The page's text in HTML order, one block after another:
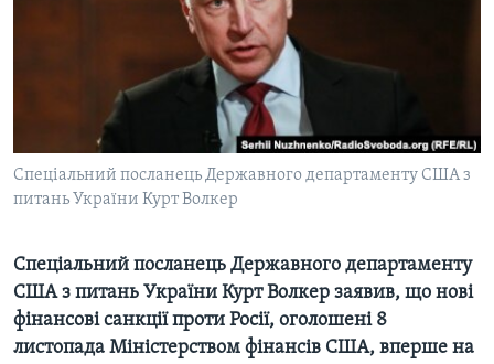
ІСТОРІЇ УСПІХУ УКРАЇНЦІВ
БРИФІНГ ГОЛОСУ АМЕРИКИ
ВІКНО В АМЕРИКУ
ПОГЛЯД З ВАШИНГТОНА
Learning English
МИ В СОЦМЕРЕЖАХ
Мови
Спеціальний посланець Державного департаменту США з
питань України Курт Волкер
Спеціальний посланець Державного департаменту
США з питань України Курт Волкер заявив, що нові
фінансові санкції проти Росії, оголошені 8
листопада Міністерством фінансів США, вперше на